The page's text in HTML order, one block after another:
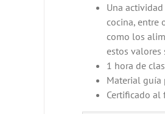
Una
cocina, entre
como los
estos valores
1 hora de
Material guía
Certificado al